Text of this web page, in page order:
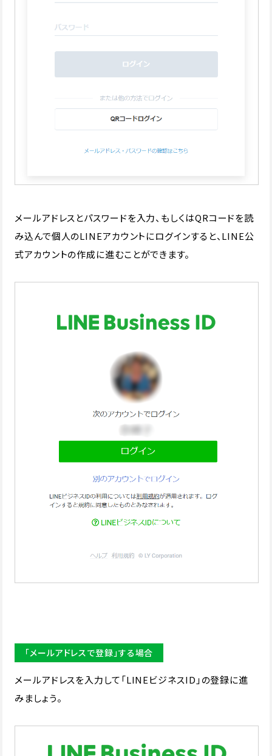
メールアドレスとパスワードを入力、もしくはQRコードを読
み込んで個人のLINEアカウントにログインすると、LINE公
式アカウントの作成に進むことができます。
「メールアドレスで登録」する場合
メールアドレスを入力して「LINEビジネスID」の登録に進
みましょう。